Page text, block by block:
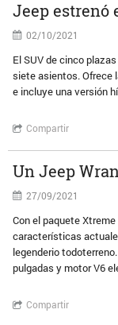
Jeep estrenó
02/10/2021
El SUV de cinco
siete asientos. Ofrece
e incluye una versión
Compartir
Un Jeep
27/09/2021
Con el paquete
características
legenderio
pulgadas y motor V6
Compartir